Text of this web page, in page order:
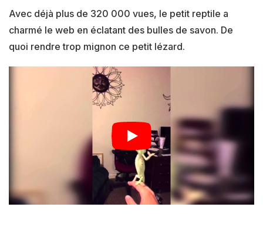
Avec déjà plus de 320 000 vues, le petit reptile a
charmé le web en éclatant des bulles de savon. De
quoi rendre trop mignon ce petit lézard.